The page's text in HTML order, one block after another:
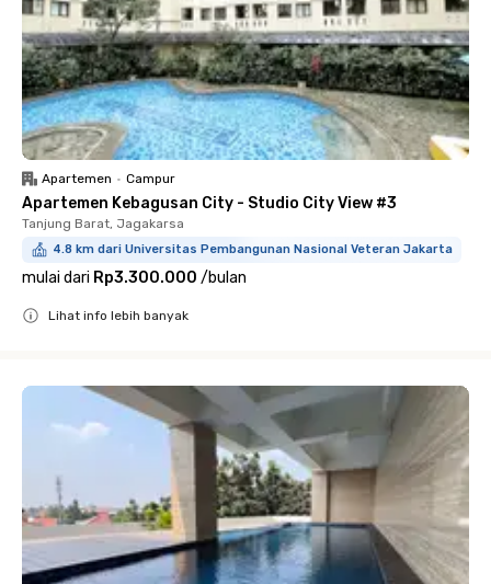
Apartemen • Campur
Apartemen Kebagusan City - Studio City View #3
Tanjung Barat, Jagakarsa
4.8 km dari Universitas Pembangunan Nasional Veteran Jakarta
mulai dari Rp3.300.000 /bulan
Lihat info lebih banyak